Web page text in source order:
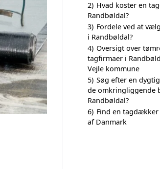
2) Hvad koster en
Randbøldal?
3) Fordele ved at
i Randbøldal?
4) Oversigt over
tagfirmaer i
Vejle kommune
5) Søg efter en
de omkringliggende
Randbøldal?
6) Find en
af Danmark